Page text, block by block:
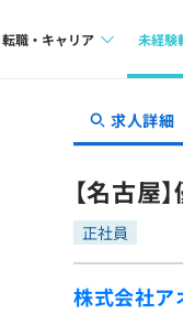
転職・キャリア
転職成功ガイド
転職エージェント
未経験
求人
転職
求人詳細
【名古屋
正社員
株式会社ア